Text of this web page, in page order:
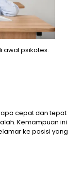
awal psikotes.
cepat dan tepat
Kemampuan ini
ke posisi yang